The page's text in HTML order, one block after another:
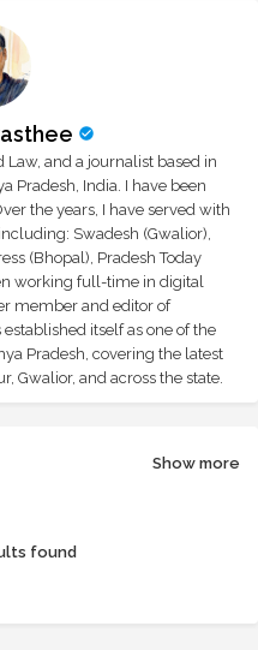
and a journalist based in
Pradesh, India. I have been
the years, I have served with
Swadesh (Gwalior),
(Bhopal), Pradesh Today
working full-time in digital
member and editor of
itself as one of the
Pradesh, covering the latest
Gwalior, and across the state.
Show more
found